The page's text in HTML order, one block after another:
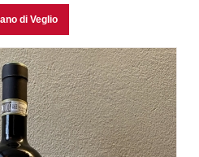
di Veglio